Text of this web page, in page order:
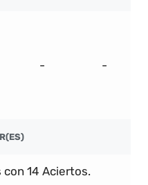
- -
con 14 Aciertos.